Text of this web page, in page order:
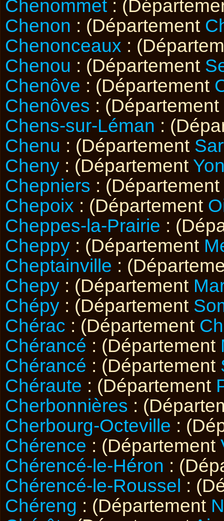
Chenommet :
Chenon : (Département
Chenonceaux :
Chenou : (Département
Chenôve : (Département
Chenôves : (Département
Chens-sur-Léman :
Chenu : (Département
Cheny : (Département
Chepniers : (Département
Chepoix : (Département
Cheppes-la-Prairie :
Cheppy : (Département
Cheptainville :
Chepy : (Département
Chépy : (Département
Chérac : (Département
Chérancé : (Département
Chérancé : (Département
Chéraute : (Département
Cherbonnières :
Cherbourg-Octeville :
Chérence : (Département
Chérencé-le-Héron :
Chérencé-le-Roussel :
Chéreng : (Département